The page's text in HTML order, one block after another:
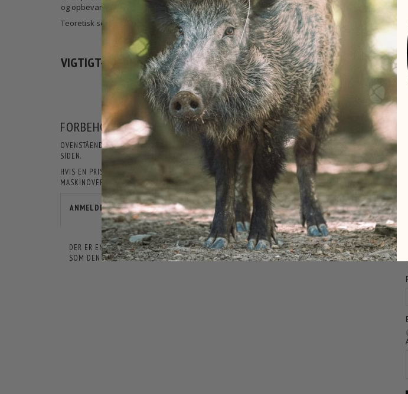
og opbevar ”boresight” laseren, i den beskyttende æske
Teoretisk set vil skuddet, når man justerer ind på 100 meter, være indenfor 10 cm fra bullseye.
VIGTIGT- KIG IKKE I LASEREN - PEG IKKE MED LASEREN PÅ ANDRE
FORBEHOLD FOR PRODUKTINFORMATION
OVENSTÅENDE INFORMATIONER OG SPECIFIKATIONER KAN LØBENDE ÆNDRES. I TILFÆLDE AF TRYKFEJL
SIDEN.
HVIS EN PRIS ER ÅBENLYST FORKERT, ER JAGT-JAKT IKKE FORPLIGTET TIL AT LEVERE DET PÅGÆLDENDE
MASKINOVERSATTE, OG DER KAN DERFOR FOREKOMME TEKSTER, SOM VIRKER MISVISENDE.
ANMELDELSER
DER ER ENDNU IKKE NOGEN ANMELDELSER HER. VI VIL VÆRE GLADE FOR HVIS DU VIL ANMELDE
SOM DEN FØRSTE.